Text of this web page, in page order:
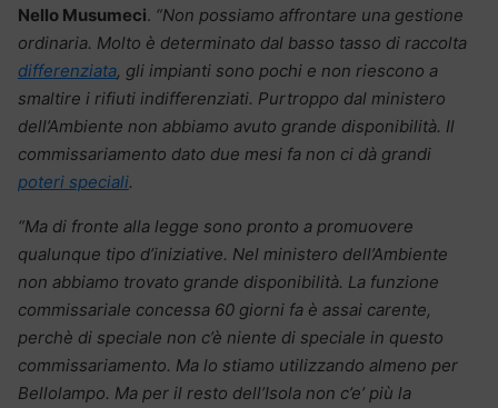
Nello Musumeci. “Non possiamo affrontare una gestione
ordinaria. Molto è determinato dal basso tasso di raccolta
differenziata, gli impianti sono pochi e non riescono a
smaltire i rifiuti indifferenziati. Purtroppo dal ministero
dell’Ambiente non abbiamo avuto grande disponibilità. Il
commissariamento dato due mesi fa non ci dà grandi
poteri speciali.
“Ma di fronte alla legge sono pronto a promuovere
qualunque tipo d’iniziative. Nel ministero dell’Ambiente
non abbiamo trovato grande disponibilità. La funzione
commissariale concessa 60 giorni fa è assai carente,
perchè di speciale non c’è niente di speciale in questo
commissariamento. Ma lo stiamo utilizzando almeno per
Bellolampo. Ma per il resto dell’Isola non c’e’ più la